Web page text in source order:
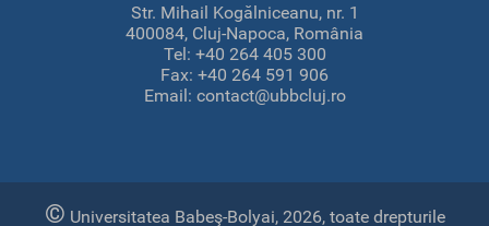
Str. Mihail Kogălniceanu, nr. 1
400084, Cluj-Napoca, România
Tel: +40 264 405 300
Fax: +40 264 591 906
Email: contact@ubbcluj.ro
© Universitatea Babeş-Bolyai, 2026, toate drepturile